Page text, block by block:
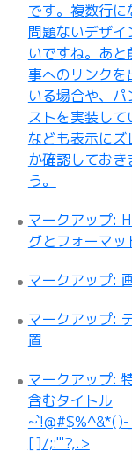
です。複数行に
問題ないデザイ
いですね。あと
事へのリンクを
いる場合や、パ
ストを実装して
なども表示にズ
か確認しておき
う。
マークアップ:
グとフォーマッ
マークアップ:
マークアップ:
置
マークアップ:
含むタイトル
~`!@#$%^&*()-
[]/;:'"?,.>